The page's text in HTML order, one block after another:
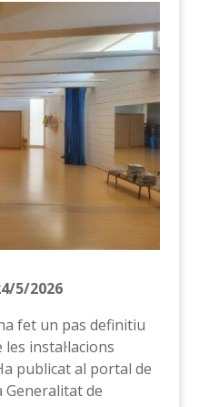
5/2026
fet un pas definitiu
instal·lacions
publicat al portal de
Generalitat de